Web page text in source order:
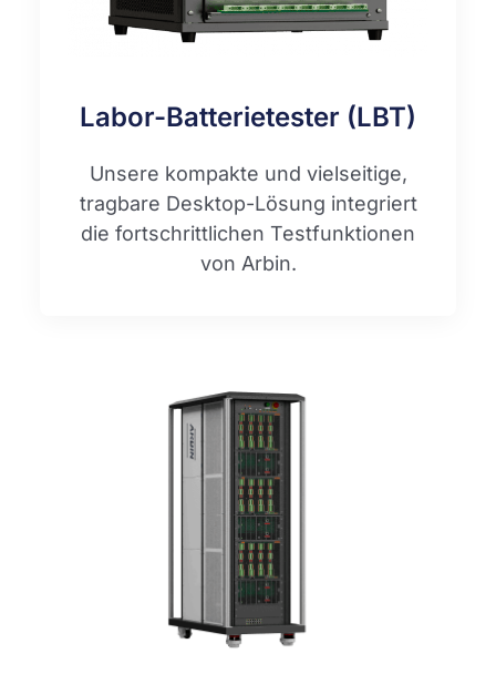
Labor-Batterietester (LBT)
Unsere kompakte und vielseitige,
tragbare Desktop-Lösung integriert
die fortschrittlichen Testfunktionen
von Arbin.